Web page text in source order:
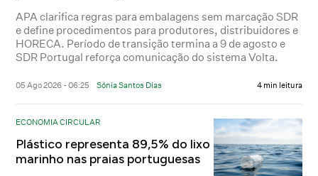
APA clarifica regras para embalagens sem marcação SDR
e define procedimentos para produtores, distribuidores e
HORECA. Período de transição termina a 9 de agosto e
SDR Portugal reforça comunicação do sistema Volta.
05 Ago 2026 - 06:25 Sónia Santos Dias 4 min leitura
ECONOMIA CIRCULAR
Plástico representa 89,5% do lixo
marinho nas praias portuguesas